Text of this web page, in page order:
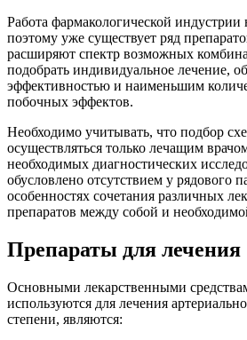
Работа фармакологической индустрии
поэтому уже существует ряд
расширяют спектр возможных
подобрать индивидуальное лечение,
эффективностью и наименьшим
побочных эффектов.
Необходимо учитывать, что подбор
осуществляться только лечащим
необходимых диагностических
обусловлено отсутствием у рядового
особенностях сочетания различных
препаратов между собой и
Препараты для лечения
Основными лекарственными
используются для лечения
степени, являются: